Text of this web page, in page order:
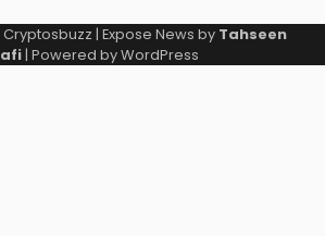
Cryptosbuzz | Expose News by Tahseen
| Powered byWordPress